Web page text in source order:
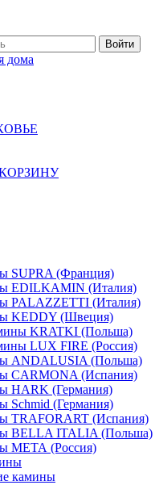
SUPRA (Франция)
EDILKAMIN (Италия)
PALAZZETTI (Италия)
KEDDY (Швеция)
KRATKI (Польша)
LUX FIRE (Россия)
ANDALUSIA (Польша)
CARMONA (Испания)
HARK (Германия)
Schmid (Германия)
TRAFORART (Испания)
BELLA ITALIA (Польша)
МЕТА (Россия)
камины